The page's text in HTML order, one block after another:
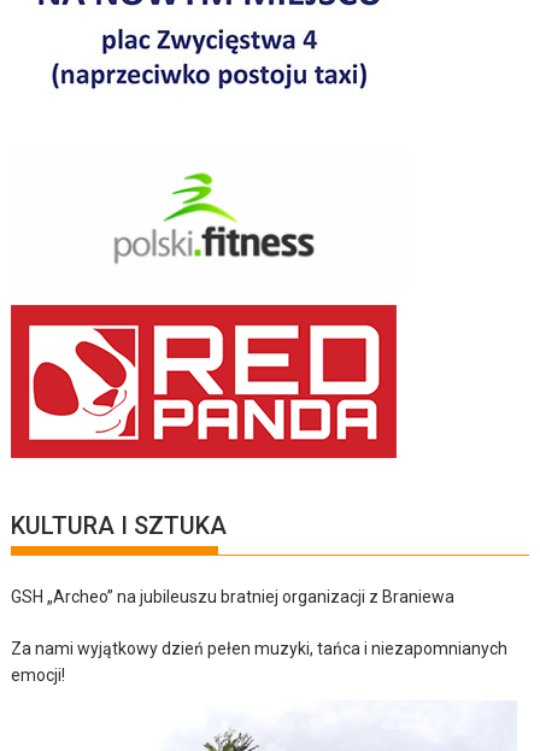
KULTURA I SZTUKA
GSH „Archeo” na jubileuszu bratniej organizacji z Braniewa
Za nami wyjątkowy dzień pełen muzyki, tańca i niezapomnianych
emocji!